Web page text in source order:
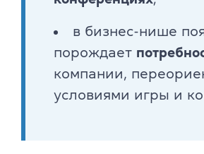
Благотворительность
Партнеры
в бизнес-нише
порождает
компании,
условиями игры и